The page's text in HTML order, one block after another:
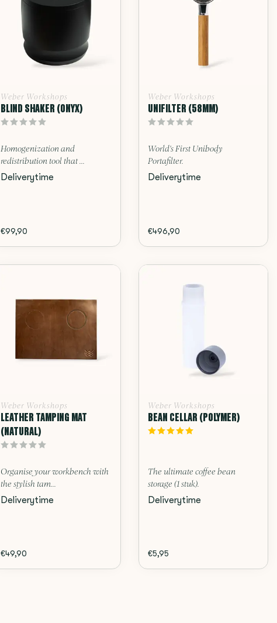
Weber Workshops
BLIND SHAKER (ONYX)
Homogenization and
redistribution tool that ...
Deliverytime
€99,90
Weber Workshops
UNIFILTER (58MM)
World's First Unibody
Portafilter.
Deliverytime
€496,90
Weber Workshops
LEATHER TAMPING MAT
(NATURAL)
Organise your workbench with
the stylish tam...
Deliverytime
€49,90
Weber Workshops
BEAN CELLAR (POLYMER)
The ultimate coffee bean
storage (1 stuk).
Deliverytime
€5,95